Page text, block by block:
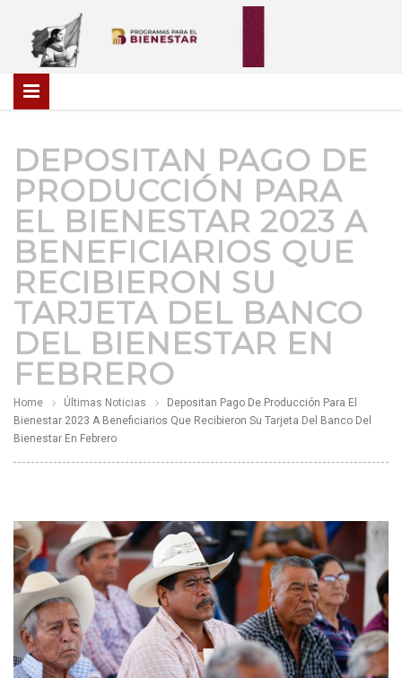
DEPOSITAN PAGO DE
PRODUCCIÓN PARA
EL BIENESTAR 2023 A
BENEFICIARIOS QUE
RECIBIERON SU
TARJETA DEL BANCO
DEL BIENESTAR EN
FEBRERO
Home Últimas Noticias
Depositan Pago De Producción Para El
Bienestar 2023 A Beneficiarios Que Recibieron Su Tarjeta Del Banco Del
Bienestar En Febrero